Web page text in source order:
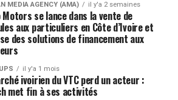
MEDIA AGENCY (AMA) il y'a 2 semaines
Motors se lance dans la vente de
aux particuliers en Côte d’Ivoire et
des solutions de financement aux
il y'a 1 mois
ivoirien du VTC perd un acteur :
met fin à ses activités